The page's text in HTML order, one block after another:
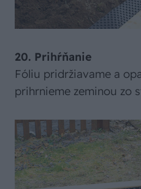
20. Prihŕňanie
Fóliu pridržiavame a
prihrnieme zeminou zo